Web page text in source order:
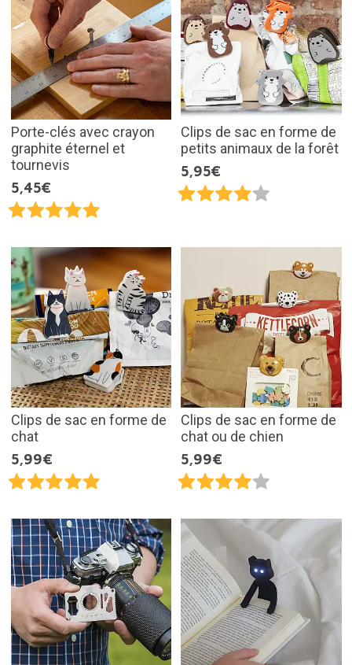
Porte-clés avec crayon
graphite éternel et
tournevis
5,45€
Clips de sac en forme de
petits animaux de la forêt
5,95€
Clips de sac en forme de
chat
5,99€
Clips de sac en forme de
chat ou de chien
5,99€